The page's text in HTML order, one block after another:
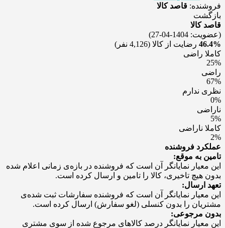
فروشنده: قاصد کالا
بازگشت
قاصد کالا
(عضویت: 1404-04-27)
46.4% رضایت از کالا (4,126 نفر)
کاملا راضی
25%
راضی
67%
نظری ندارم
0%
ناراضی
5%
کاملا ناراضی
2%
عملکرد فروشنده
تامین به موقع:
این معیار نمایانگر آن است که فروشنده در بازه‌ی زمانی اعلام شده
بدون هیچ تاخیری، کالا را تامین و ارسال کرده است.
تعهد ارسال:
این معیار نمایانگر آن است که فروشنده سفارشات ثبت شده‌ی
مشتریان را بدون کنسلی (لغو سفارش) ارسال کرده است.
بدون مرجوعی:
این معیار نمایانگر درصد کالاهای مرجوع شده از سوی مشتری